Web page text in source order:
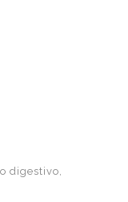
digestivo